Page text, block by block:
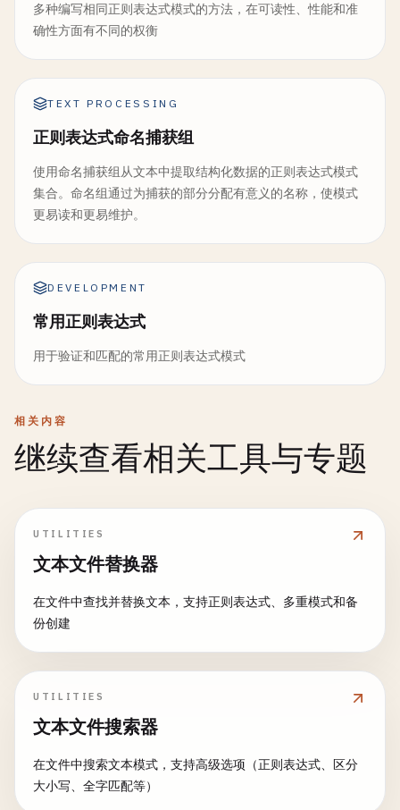
多种编写相同正则表达式模式的方法，在可读性、性能和准
确性方面有不同的权衡
TEXT PROCESSING
正则表达式命名捕获组
使用命名捕获组从文本中提取结构化数据的正则表达式模式
集合。命名组通过为捕获的部分分配有意义的名称，使模式
更易读和更易维护。
DEVELOPMENT
常用正则表达式
用于验证和匹配的常用正则表达式模式
相关内容
继续查看相关工具与专题
UTILITIES
文本文件替换器
在文件中查找并替换文本，支持正则表达式、多重模式和备
份创建
UTILITIES
文本文件搜索器
在文件中搜索文本模式，支持高级选项（正则表达式、区分
大小写、全字匹配等）